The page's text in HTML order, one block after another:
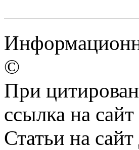
©
При
ссылка на сайт
Статьи на